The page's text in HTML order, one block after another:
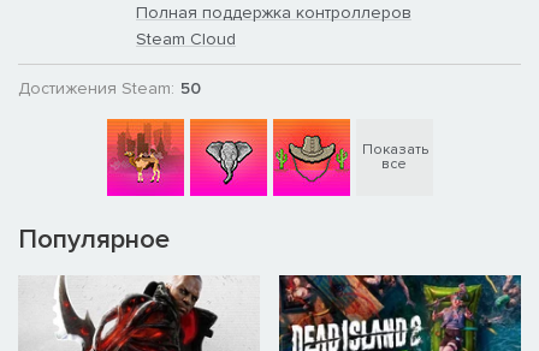
Полная поддержка контроллеров
Steam Cloud
Достижения Steam: 50
Показать
все
Популярное